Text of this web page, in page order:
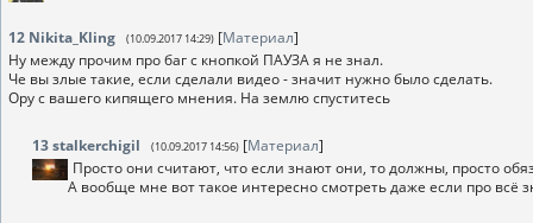
12 Nikita_Kling (10.09.2017 14:29) [Материал]
Ну между прочим про баг с кнопкой ПАУЗА я не знал.
Че вы злые такие, если сделали видео - значит нужно было сделать.
Ору с вашего кипящего мнения. На землю спуститесь
13stalkerchigil (10.09.2017 14:56) [Материал]
Просто они считают, что если знают они, то должны, просто
А вообще мне вот такое интересно смотреть даже если про всё